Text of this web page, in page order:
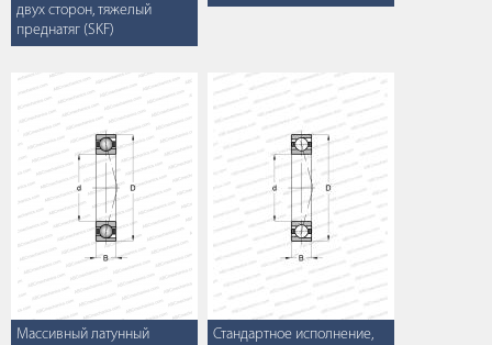
двух сторон, тяжелый
преднатяг (SKF)
Массивный латунный
Стандартное исполнение,